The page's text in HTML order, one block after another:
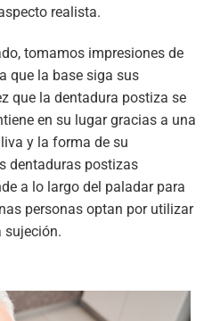
realista.
tomamos impresiones de
que la base siga sus
que la dentadura postiza se
en su lugar gracias a una
y la forma de su
dentaduras postizas
a lo largo del paladar para
personas optan por utilizar
sujeción.